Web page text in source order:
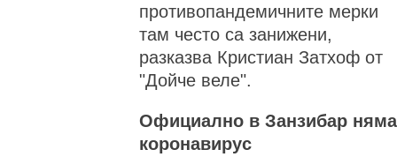
противопандемичните мерки
там често са занижени,
разказва Кристиан Затхоф от
"Дойче веле".
Официално в Занзибар няма
коронавирус